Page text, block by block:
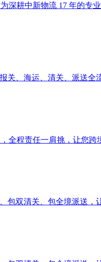
耕中新物流 17 年的专
、海运、清关、派送全
全程责任一肩挑，让您跨
双清关、包全境派送，